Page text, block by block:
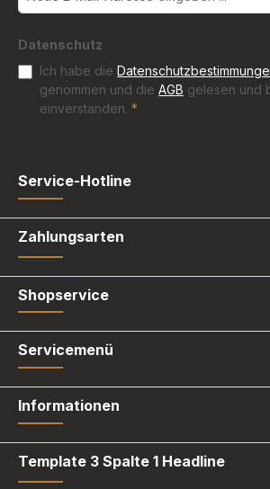
Datenschutz
Ich habe die
genommen und die AGB gelesen und
einverstanden. *
Service-Hotline
Zahlungsarten
Shopservice
Servicemenü
Informationen
Template 3 Spalte 1 Headline